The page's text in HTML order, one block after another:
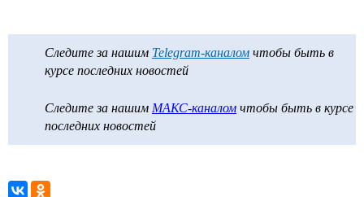
Следите за нашим Telegram-каналом чтобы быть в
курсе последних новостей
Следите за нашим МАКС-каналом чтобы быть в курсе
последних новостей